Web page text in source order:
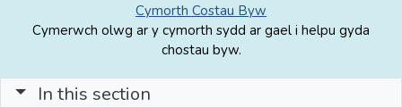
Cymorth Costau Byw
Cymerwch olwg ar y cymorth sydd ar gael i helpu gyda
chostau byw.
In this section